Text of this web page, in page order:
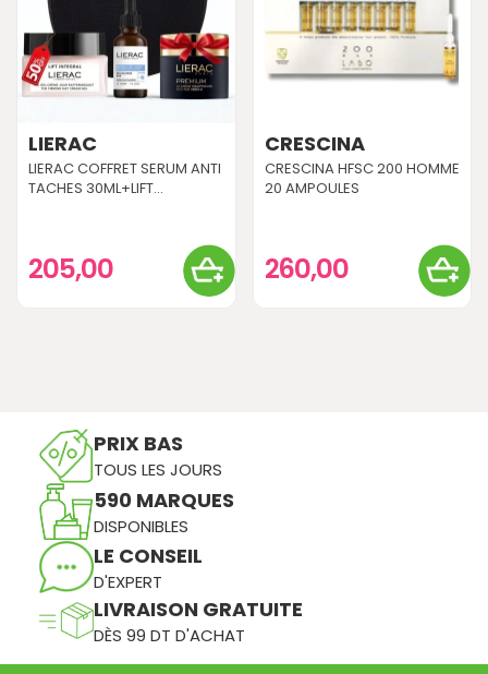
LIERAC
LIERAC COFFRET SERUM ANTI
TACHES 30ML+LIFT...
205,00
CRESCINA
CRESCINA HFSC 200 HOMME
20 AMPOULES
260,00
PRIX BAS
TOUS LES JOURS
590 MARQUES
DISPONIBLES
LE CONSEIL
D'EXPERT
LIVRAISON GRATUITE
DÈS 99 DT D'ACHAT